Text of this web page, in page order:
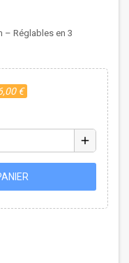
– Réglables en 3
€
add